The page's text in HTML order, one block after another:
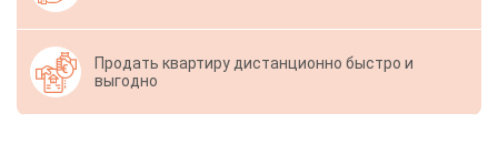
Продать квартиру дистанционно быстро и
выгодно